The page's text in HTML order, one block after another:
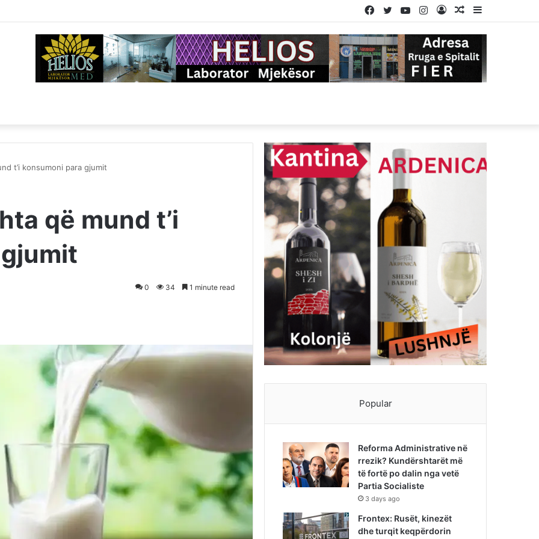
Sidebar
Random
Log
Instagram
YouTube
Twitter
Facebook
t’i konsumoni para gjumit
që mund t’i
0 34 1 minute read
Popular
Reforma Administrative në
rrezik? Kundërshtarët më
të fortë po dalin nga vetë
Partia Socialiste
3 days ago
Frontex: Rusët, kinezët
dhe turqit keqpërdorin